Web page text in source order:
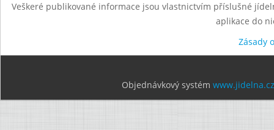
Veškeré publikované informace jsou vlastnictvím příslušné
aplikace do
Zásady
Objednávkový systém www.jidelna.cz